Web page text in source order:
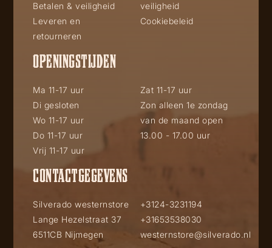
Betalen & veiligheid
Leveren en
retourneren
veiligheid
Cookiebeleid
OPENINGSTIJDEN
Ma 11-17 uur
Di gesloten
Wo 11-17 uur
Do 11-17 uur
Vrij 11-17 uur
Zat 11-17 uur
Zon alleen 1e zondag
van de maand open
13.00 - 17.00 uur
CONTACTGEGEVENS
Silverado westernstore
Lange Hezelstraat 37
6511CB Nijmegen
+3124-3231194
+31653538030
westernstore@silverado.nl